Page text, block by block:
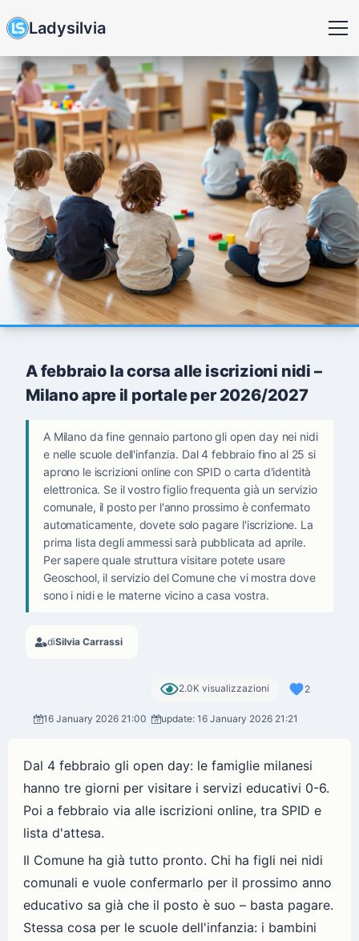
Ladysilvia
A febbraio la corsa alle iscrizioni nidi –
Milano apre il portale per 2026/2027
A Milano da fine gennaio partono gli open day nei nidi
e nelle scuole dell'infanzia. Dal 4 febbraio fino al 25 si
aprono le iscrizioni online con SPID o carta d'identità
elettronica. Se il vostro figlio frequenta già un servizio
comunale, il posto per l'anno prossimo è confermato
automaticamente, dovete solo pagare l'iscrizione. La
prima lista degli ammessi sarà pubblicata ad aprile.
Per sapere quale struttura visitare potete usare
Geoschool, il servizio del Comune che vi mostra dove
sono i nidi e le materne vicino a casa vostra.
diSilvia Carrassi
2.0K visualizzazioni 2
16 January 2026 21:00 update: 16 January 2026 21:21
Dal 4 febbraio gli open day: le famiglie milanesi
hanno tre giorni per visitare i servizi educativi 0-6.
Poi a febbraio via alle iscrizioni online, tra SPID e
lista d'attesa.
Il Comune ha già tutto pronto. Chi ha figli nei nidi
comunali e vuole confermarlo per il prossimo anno
educativo sa già che il posto è suo – basta pagare.
Stessa cosa per le scuole dell'infanzia: i bambini